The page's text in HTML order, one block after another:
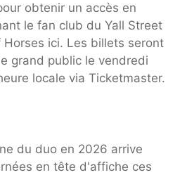
obtenir un accès en
le fan club du Yall Street
ici. Les billets seront
grand public le vendredi
locale via Ticketmaster.
du duo en 2026 arrive
en tête d'affiche ces